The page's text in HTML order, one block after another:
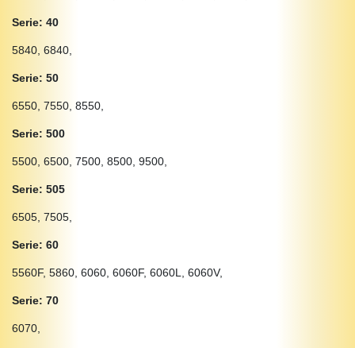
Serie: 40
5840, 6840,
Serie: 50
6550, 7550, 8550,
Serie: 500
5500, 6500, 7500, 8500, 9500,
Serie: 505
6505, 7505,
Serie: 60
5560F, 5860, 6060, 6060F, 6060L, 6060V,
Serie: 70
6070,